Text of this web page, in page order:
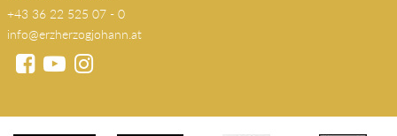
Kurhausplatz 62
A-8990 Bad Aussee
info@erzherzogjohann.at